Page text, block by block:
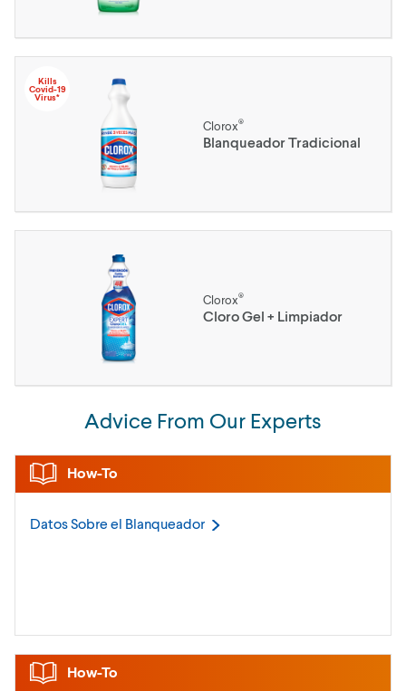
Kills
Covid-19
Virus*
Clorox®
Blanqueador Tradicional
Clorox®
Cloro Gel + Limpiador
Advice From Our Experts
How-To
Datos Sobre el Blanqueador
How-To